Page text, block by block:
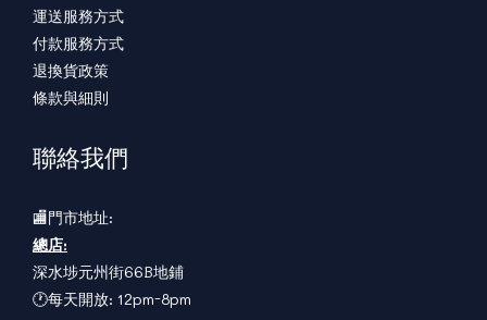
運送服務方式
付款服務方式
退換貨政策
條款與細則
聯絡我們
🏬門市地址:
總店:
深水埗元州街66B地鋪
🕐每天開放: 12pm-8pm